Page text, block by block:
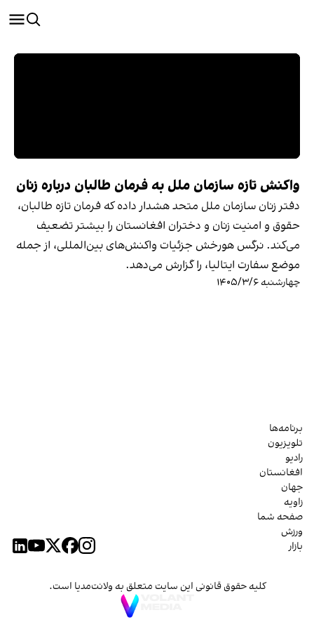
واکنش تازه سازمان ملل به فرمان طالبان درباره زنان
دفتر زنان سازمان ملل متحد هشدار داده که فرمان تازه طالبان،
حقوق و امنیت زنان و دختران افغانستان را بیشتر تضعیف
می‌کند. نرگس هورخش جزئیات واکنش‌های بین‌المللی، از جمله
موضع سفارت ایتالیا، را گزارش می‌دهد.
چهارشنبه ۱۴۰۵/۳/۶
برنامه‌ها
تلویزیون
رادیو
افغانستان
جهان
زاویه
صفحه شما
ورزش
بازار
کلیه حقوق قانونی این سایت متعلق به ولانت‌مدیا است.